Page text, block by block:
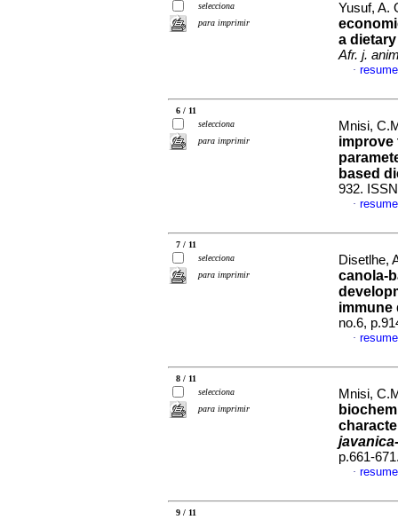
selecciona
para imprimir
Yusuf, A.
a
Afr. j.
·
6 / 11
selecciona
para imprimir
Mnisi,
improve
based
932.
·
7 / 11
selecciona
para imprimir
Disetlhe,
canola-
immune
no.6,
·
8 / 11
selecciona
para imprimir
Mnisi,
p.661-
·
9 / 11